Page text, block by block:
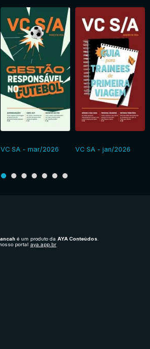
VC SA - mar/2026 VC SA - jan/2026
é um produto da AYA Conteúdos
portal aya.app.br